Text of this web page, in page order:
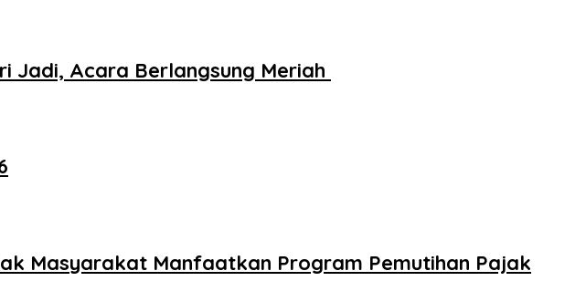
Jadi, Acara Berlangsung Meriah
Masyarakat Manfaatkan Program Pemutihan Pajak